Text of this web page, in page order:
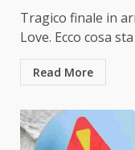
Tragico finale in
Love. Ecco cosa
Read More